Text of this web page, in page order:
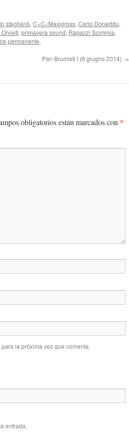
o
disminuir
volumen.
staglianò, C+C=Maxigross, Carlo Doneddu,
, primavera sound, Ragazzi Scimmia,
permanente.
Pan Brumisti I (6 giugno 2014) →
obligatorios están marcados con *
la próxima vez que comente.
entrada.